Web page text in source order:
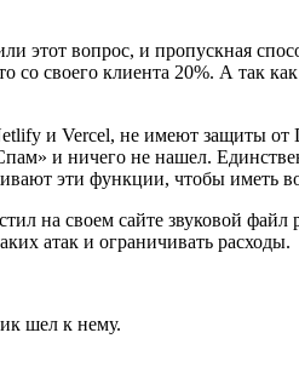
вопрос, и пропускная
со своего клиента 20%. А так
и Vercel, не имеют защиты
и ничего не нашел.
эти функции, чтобы иметь
на своем сайте звуковой
атак и ограничивать расходы.
шел к нему.